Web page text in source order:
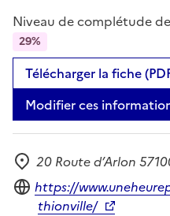
Niveau de complétude
29%
Télécharger la fiche
Modifier ces
Adresse
20 Route d’Arlon
Site internet
https://
thionville/